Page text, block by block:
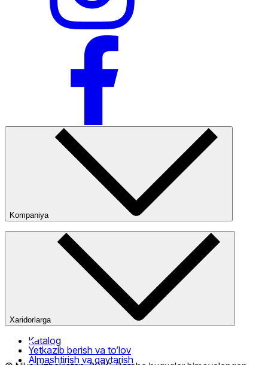
Kompaniya
Kompaniya haqida
Bizning do‘konlarimiz
Ommaviy oferta
Xaridorlarga
Katalog
Yetkazib berish va to‘lov
Almashtirish va qaytarish